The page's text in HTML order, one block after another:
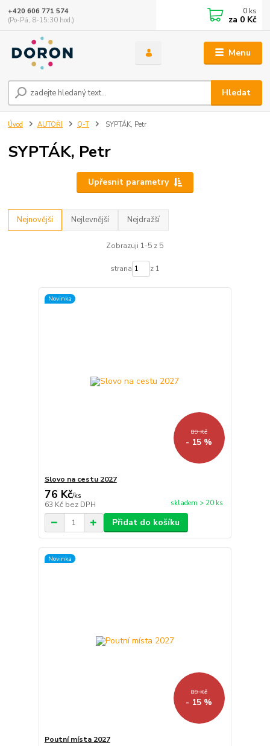
Menu
Hledat
+420 606 771 574
(Po-Pá, 8-15:30 hod.)
0 ks
za 0 Kč
Úvod AUTOŘI Q-T SYPTÁK, Petr
SYPTÁK, Petr
Upřesnit parametry
Nejnovější Nejlevnější Nejdražší
Zobrazuji 1-5 z 5
strana z 1
Novinka
89 Kč
- 15 %
Slovo na cestu 2027
76 Kč/ks
63 Kč bez DPH skladem > 20 ks
Přidat do košíku
Novinka
89 Kč
- 15 %
Poutní místa 2027